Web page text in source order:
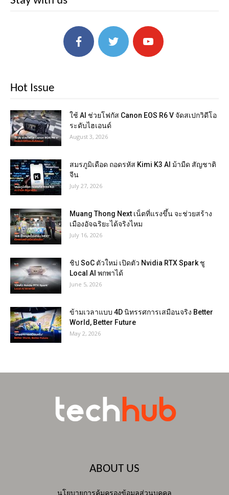
Hot Issue
ใช้ AI ช่วยโฟกัส Canon EOS R6 V จัดสเปกวิดีโอ
ระดับไฮเอนด์
August 3, 2026
สมรภูมิเดือด ถอดรหัส Kimi K3 AI ม้ามืด สัญชาติ
จีน
July 27, 2026
Muang Thong Next เน็ตที่แรงขึ้น จะช่วยสร้าง
เมืองอัจฉริยะได้จริงไหม
July 16, 2026
ชิป SoC ตัวใหม่ เปิดตัว Nvidia RTX Spark ชู
Local AI พกพาได้
June 5, 2026
ข้ามเวลาแบบ 4D นิทรรศการเสมือนจริง Better
World, Better Future
May 2, 2026
ABOUT US
นโยบายการคุ้มครองข้อมูลส่วนบุคคล